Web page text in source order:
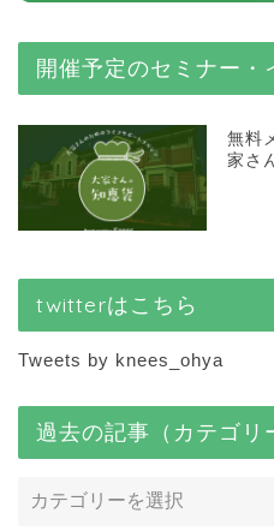
開催予定のセミナー・
無料
家さ
twitterはこちら
Tweets by knees_ohya
過去の記事（カテゴリ